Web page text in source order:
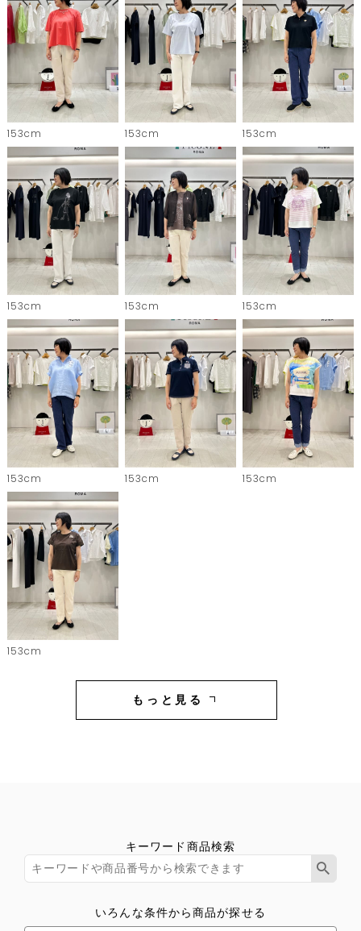
153cm 153cm 153cm
153cm 153cm 153cm
153cm 153cm 153cm
153cm
もっと見る
キーワード商品検索
いろんな条件から商品が探せる